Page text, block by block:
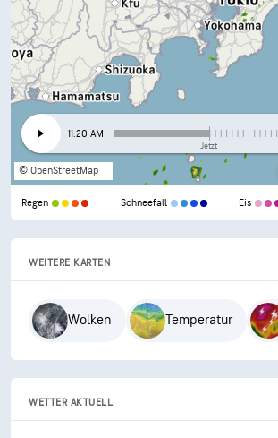
11:20 AM
Jetzt
© OpenStreetMap
Regen Schneefall Eis
WEITERE KARTEN
Wolken Temperatur
WETTER AKTUELL